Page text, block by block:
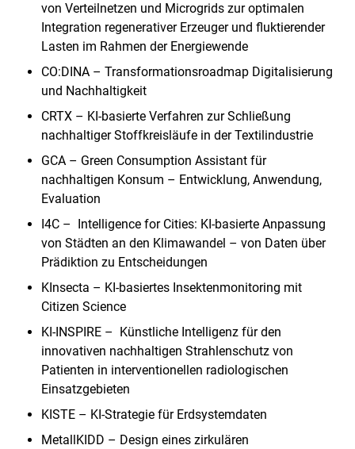
von Verteilnetzen und Microgrids zur optimalen
Integration regenerativer Erzeuger und fluktierender
Lasten im Rahmen der Energiewende
CO:DINA – Transformationsroadmap Digitalisierung
und Nachhaltigkeit
CRTX – KI-basierte Verfahren zur Schließung
nachhaltiger Stoffkreisläufe in der Textilindustrie
GCA – Green Consumption Assistant für
nachhaltigen Konsum – Entwicklung, Anwendung,
Evaluation
I4C – Intelligence for Cities: KI-basierte Anpassung
von Städten an den Klimawandel – von Daten über
Prädiktion zu Entscheidungen
KInsecta – KI-basiertes Insektenmonitoring mit
Citizen Science
KI-INSPIRE – Künstliche Intelligenz für den
innovativen nachhaltigen Strahlenschutz von
Patienten in interventionellen radiologischen
Einsatzgebieten
KISTE – KI-Strategie für Erdsystemdaten
MetallKIDD – Design eines zirkulären